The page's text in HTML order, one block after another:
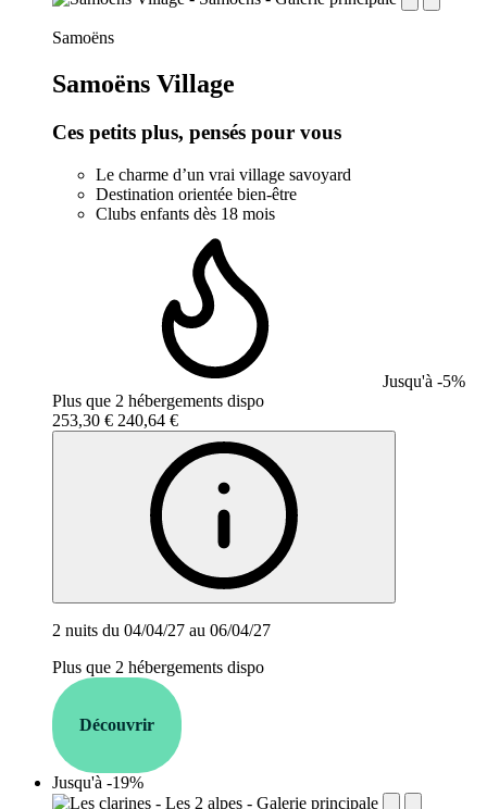
establishment.station_label:
Samoëns
Samoëns Village
Ces petits plus, pensés pour vous
Le charme d’un vrai village savoyard
Destination orientée bien-être
Clubs enfants dès 18 mois
Jusqu'à -5%
Plus que 2 hébergements dispo
253,30 € 240,64 €
2 nuits du 04/04/27 au 06/04/27
Plus que 2 hébergements dispo
Découvrir
Jusqu'à -19%